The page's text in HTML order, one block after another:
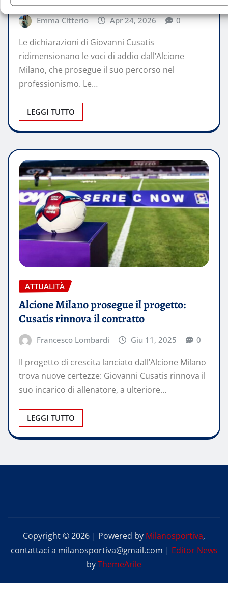
Emma Citterio Apr 24, 2026 0
Le dichiarazioni di Giovanni Cusatis
ridimensionano le voci di addio dall’Alcione
Milano, che prosegue il suo percorso nel
professionismo. Le…
LEGGI TUTTO
ATTUALITÀ
Alcione Milano prosegue il progetto:
Cusatis rinnova il contratto
Francesco Lombardi Giu 11, 2025 0
Il progetto di crescita lanciato dall’Alcione Milano
trova nuove certezze: Giovanni Cusatis rinnova il
suo incarico di allenatore, a ulteriore…
LEGGI TUTTO
Copyright © 2026 | Powered by Milanosportiva,
contattaci a milanosportiva@gmail.com | Editor News
byThemeArile